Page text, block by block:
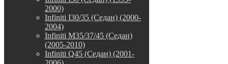
2000)
Infiniti I30/35 (Седан) (2000-
2004)
Infiniti M35/37/45 (Седан)
(2005-2010)
Infiniti Q45 (Седан) (2001-